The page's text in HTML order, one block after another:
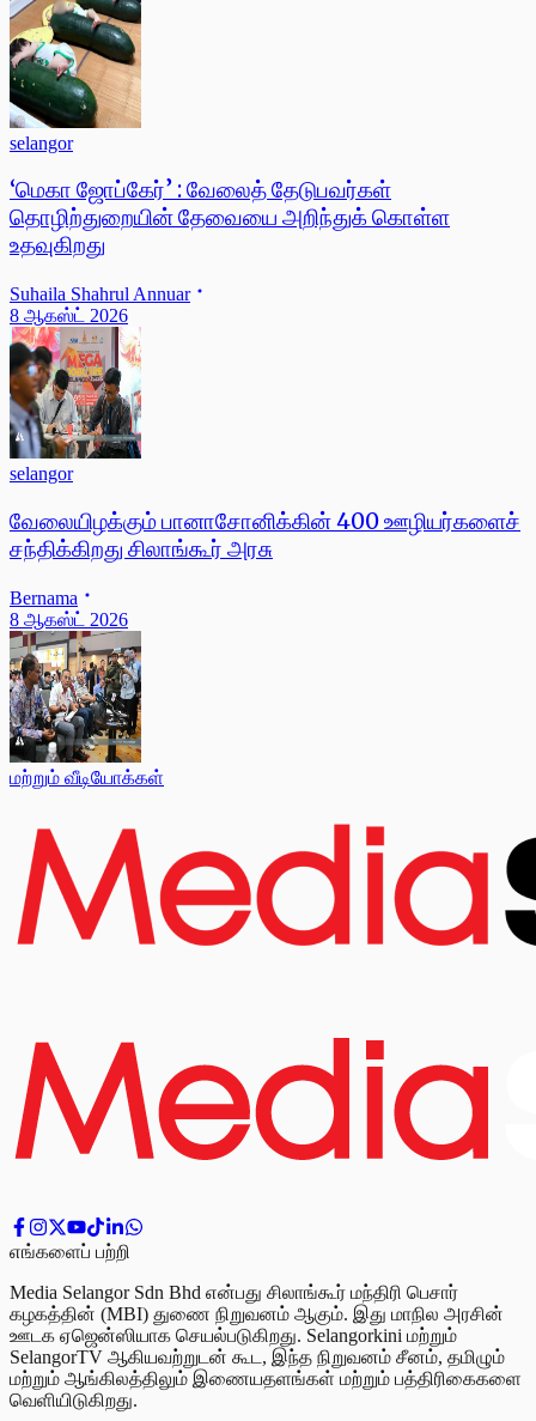
selangor
‘மெகா ஜோப்கேர்’ : வேலைத் தேடுபவர்கள்
தொழிற்துறையின் தேவையை அறிந்துக் கொள்ள
உதவுகிறது
Suhaila Shahrul Annuar
8 ஆகஸ்ட் 2026
selangor
வேலையிழக்கும் பானாசோனிக்கின் 400 ஊழியர்களைச்
சந்திக்கிறது சிலாங்கூர் அரசு
Bernama
8 ஆகஸ்ட் 2026
மற்றும் வீடியோக்கள்
எங்களைப் பற்றி
Media Selangor Sdn Bhd என்பது சிலாங்கூர் மந்திரி பெசார்
கழகத்தின் (MBI) துணை நிறுவனம் ஆகும். இது மாநில அரசின்
ஊடக ஏஜென்ஸியாக செயல்படுகிறது. Selangorkini மற்றும்
SelangorTV ஆகியவற்றுடன் கூட, இந்த நிறுவனம் சீனம், தமிழும்
மற்றும் ஆங்கிலத்திலும் இணையதளங்கள் மற்றும் பத்திரிகைகளை
வெளியிடுகிறது.